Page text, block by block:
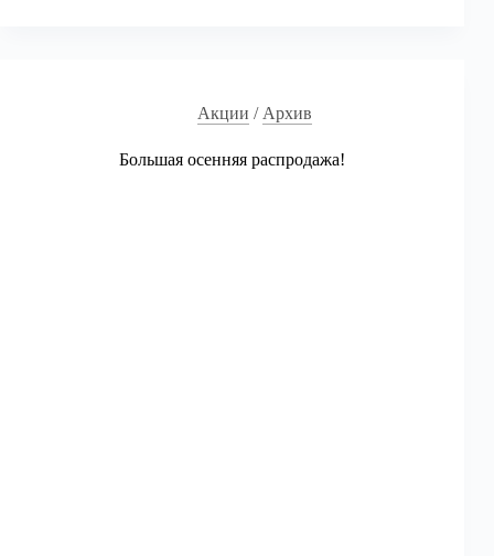
Акции /Архив
Большая осенняя распродажа!